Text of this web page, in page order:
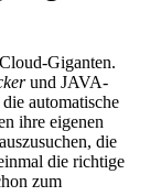
Giganten.
und JAVA-
automatische
ihre eigenen
die
die richtige
zum